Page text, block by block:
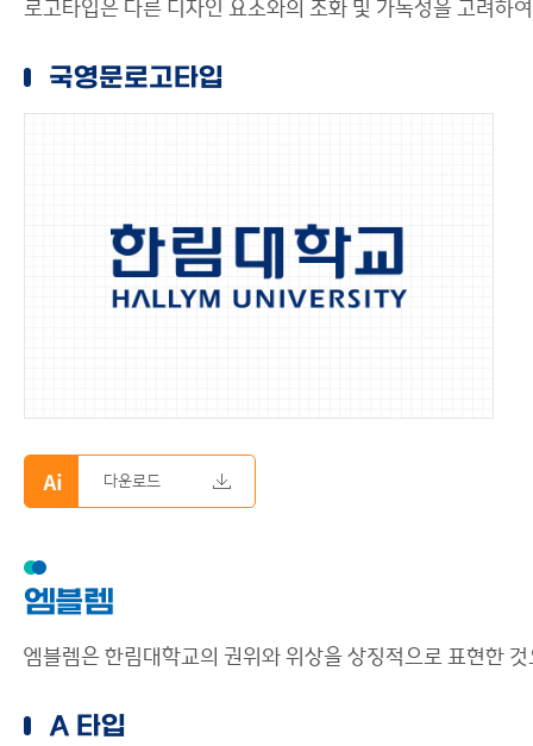
로고타입은 다른 디자인 요소와의 조화 및 가독성을 고려하
국영문로고타입
다운로드
엠블렘
엠블렘은 한림대학교의 권위와 위상을 상징적으로 표현한
A 타입